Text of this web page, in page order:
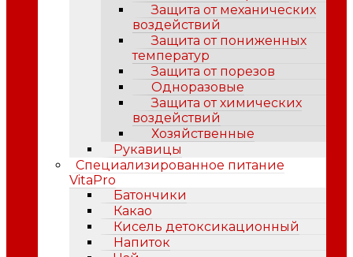
Защита от механических
воздействий
Защита от пониженных
температур
Защита от порезов
Одноразовые
Защита от химических
воздействий
Хозяйственные
Рукавицы
Специализированное питание
VitaPro
Батончики
Какао
Кисель детоксикационный
Напиток